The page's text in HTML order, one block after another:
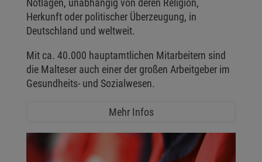
Notlagen, unabhängig von deren Religion,
Herkunft oder politischer Überzeugung, in
Deutschland und weltweit.
Mit ca. 40.000 hauptamtlichen Mitarbeitern sind
die Malteser auch einer der großen Arbeitgeber im
Gesundheits- und Sozialwesen.
Mehr Infos